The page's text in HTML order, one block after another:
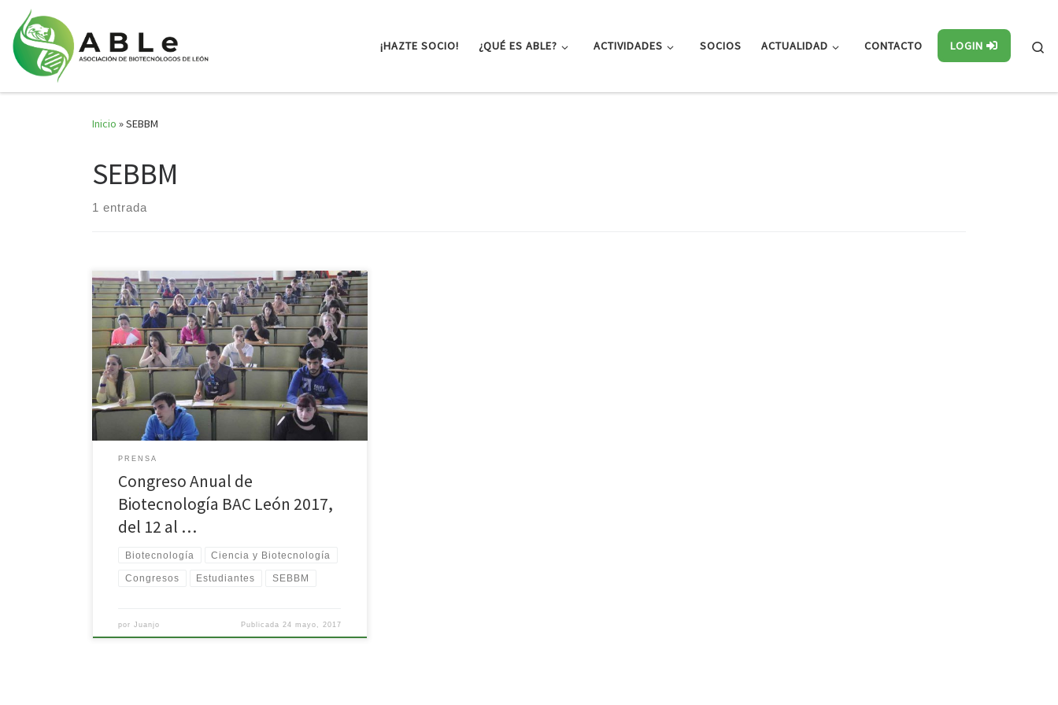
Saltar al contenido
¡HAZTE SOCIO! ¿QUÉ ES ABLE? ACTIVIDADES SOCIOS ACTUALIDAD CONTACTO LOGIN
Inicio »SEBBM
SEBBM
1 entrada
PRENSA
Congreso Anual de
Biotecnología BAC León 2017,
del 12 al …
Biotecnología Ciencia y Biotecnología
Congresos Estudiantes SEBBM
porJuanjo Publicada 24 mayo, 2017